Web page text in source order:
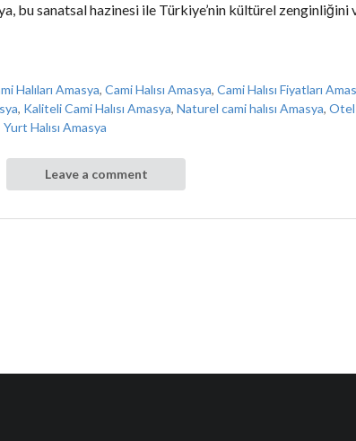
bu sanatsal hazinesi ile Türkiye’nin kültürel zenginliğini
Halıları Amasya, Cami Halısı Amasya, Cami Halısı Fiyatları
, Kaliteli Cami Halısı Amasya, Naturel cami halısı Amasya, Otel
Yurt Halısı Amasya
Leave a comment